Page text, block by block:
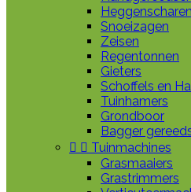
Heggenscharen
Snoeizagen
Zeisen
Regentonnen
Gieters
Schoffels en
Tuinhamers
Grondboor
Bagger
  Tuinmachines
Grasmaaiers
Grastrimmers